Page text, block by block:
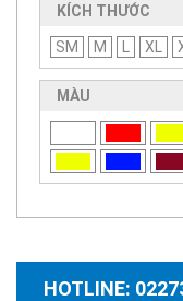
KÍCH THƯỚC
SM M L XL
MÀU
HOTLINE: